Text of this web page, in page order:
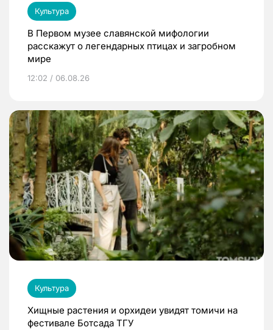
Культура
В Первом музее славянской мифологии
расскажут о легендарных птицах и загробном
мире
12:02 / 06.08.26
Культура
Хищные растения и орхидеи увидят томичи на
фестивале Ботсада ТГУ